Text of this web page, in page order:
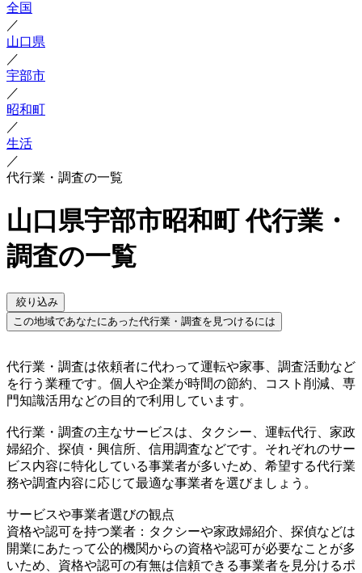
全国
／
山口県
／
宇部市
／
昭和町
／
生活
／
代行業・調査の一覧
山口県宇部市昭和町 代行業・
調査の一覧
絞り込み
この地域であなたにあった代行業・調査を見つけるには
代行業・調査は依頼者に代わって運転や家事、調査活動など
を行う業種です。個人や企業が時間の節約、コスト削減、専
門知識活用などの目的で利用しています。
代行業・調査の主なサービスは、タクシー、運転代行、家政
婦紹介、探偵・興信所、信用調査などです。それぞれのサー
ビス内容に特化している事業者が多いため、希望する代行業
務や調査内容に応じて最適な事業者を選びましょう。
サービスや事業者選びの観点
資格や認可を持つ業者：タクシーや家政婦紹介、探偵などは
開業にあたって公的機関からの資格や認可が必要なことが多
いため、資格や認可の有無は信頼できる事業者を見分けるポ